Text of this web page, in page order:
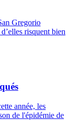
Gregorio
risquent bien
année, les
de l'épidémie de